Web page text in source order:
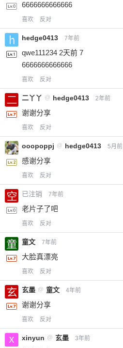
6666666666666
喜欢 反对
hedge0413 7年前
qwe111234 2天前 7
6666666666666
喜欢 反对
二丫丫 @ hedge0413 2年前
谢谢分享
喜欢 反对
ooopoppj @ hedge0413 5月前
感谢分享
喜欢 反对
已注销 7年前
老片子了吧
喜欢 反对
童文 7年前
大脸真漂亮
喜欢 反对
玄墨 @ 童文 4年前
谢谢分享
喜欢 反对
xinyun @ 玄墨 3年前